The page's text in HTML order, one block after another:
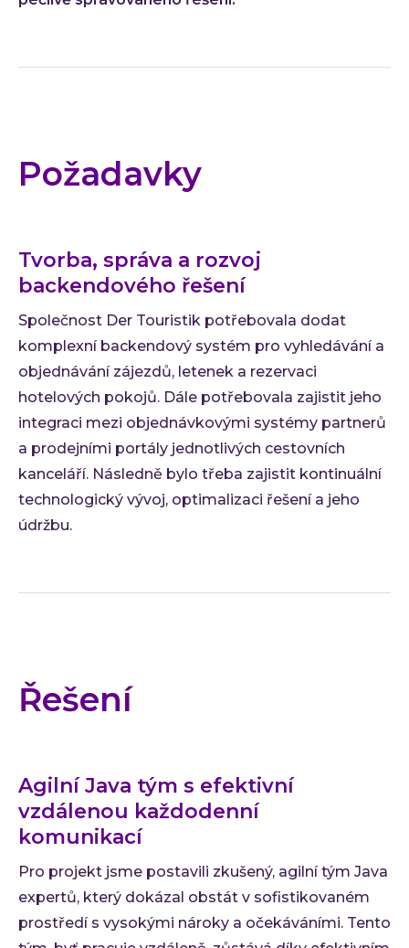
Požadavky
Tvorba, správa a rozvoj
backendového řešení
Společnost Der Touristik potřebovala dodat
komplexní backendový systém pro vyhledávání a
objednávání zájezdů, letenek a rezervaci
hotelových pokojů. Dále potřebovala zajistit jeho
integraci mezi objednávkovými systémy partnerů
a prodejními portály jednotlivých cestovních
kanceláří. Následně bylo třeba zajistit kontinuální
technologický vývoj, optimalizaci řešení a jeho
údržbu.
Řešení
Agilní Java tým s efektivní
vzdálenou každodenní
komunikací
Pro projekt jsme postavili zkušený, agilní tým Java
expertů, který dokázal obstát v sofistikovaném
prostředí s vysokými nároky a očekáváními. Tento